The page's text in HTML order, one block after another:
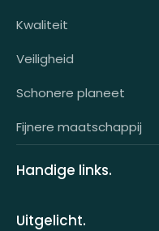
Klantcases
HR-koppeling
OCI-koppeling
Kwaliteit
Veiligheid
Schonere planeet
Fijnere maatschappij
Handige links.
FAQ
Uitgelicht.